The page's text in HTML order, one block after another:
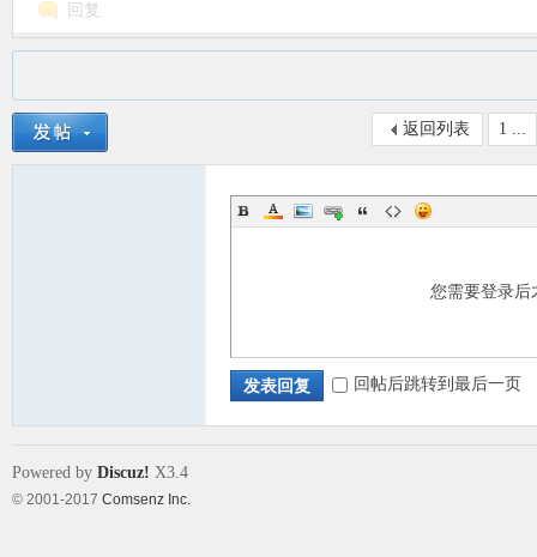
回复
1 ...
返回列表
您需要登录
发表回复 回帖后跳转到最后一页
Powered by Discuz! X3.4
© 2001-2017 Comsenz Inc.